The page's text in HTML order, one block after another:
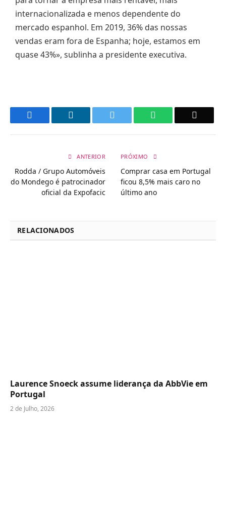
internacionalizada e menos dependente do
mercado espanhol. Em 2019, 36% das nossas
vendas eram fora de Espanha; hoje, estamos em
quase 43%», sublinha a presidente executiva.
WhatsApp
ANTERIOR
Rodda / Grupo Automóveis
do Mondego é patrocinador
oficial da Expofacic
PRÓXIMO
Comprar casa em Portugal
ficou 8,5% mais caro no
último ano
RELACIONADOS
Laurence Snoeck assume liderança da AbbVie em
Portugal
2 de Julho, 2026